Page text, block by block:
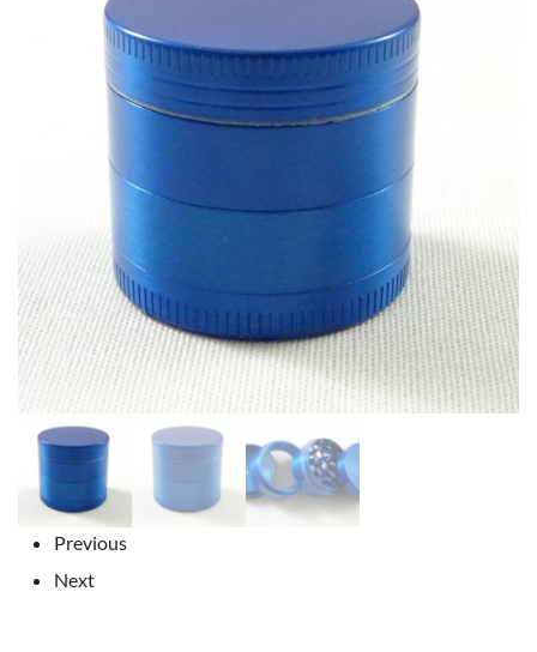
Previous
Next